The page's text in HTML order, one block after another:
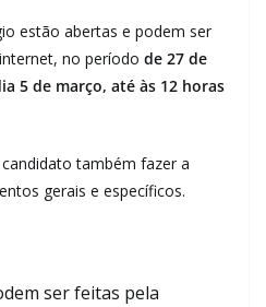
estão abertas e podem ser
no período de 27 de
5 de março, até às 12 horas
também fazer a
gerais e específicos.
ser feitas pela